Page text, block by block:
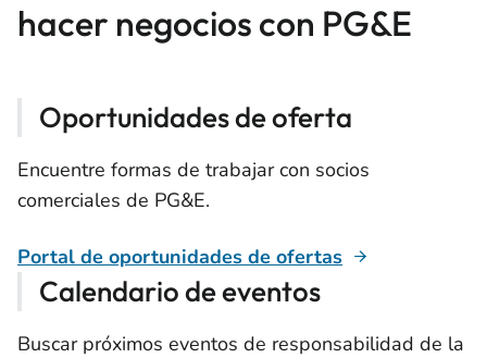
hacer negocios con PG&E
Oportunidades de oferta
Encuentre formas de trabajar con socios
comerciales de PG&E.
Portal de oportunidades de ofertas
Calendario de eventos
Buscar próximos eventos de responsabilidad de la